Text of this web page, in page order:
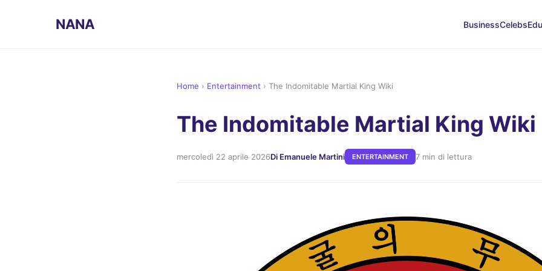
NANA BusinessCelebs
Home › Entertainment › The Indomitable Martial King Wiki
The Indomitable Martial King Wiki
mercoledì 22 aprile 2026Di Emanuele Martini ENTERTAINMENT 7 min di lettura